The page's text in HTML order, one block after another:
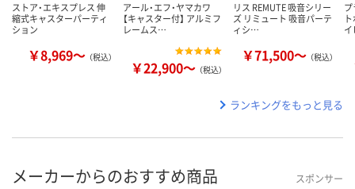
ストア・エキスプレス 伸
縮式キャスターパーティ
ション
￥8,969～ （税込）
アール・エフ・ヤマカワ
【キャスター付】 アルミフ
レームス…
￥22,900～ （税込）
リス REMUTE 吸音シリー
ズ リミュート 吸音パーテ
ィシ…
￥71,500～ （税込）
ランキングをもっと見る
メーカーからのおすすめ商品 スポンサー